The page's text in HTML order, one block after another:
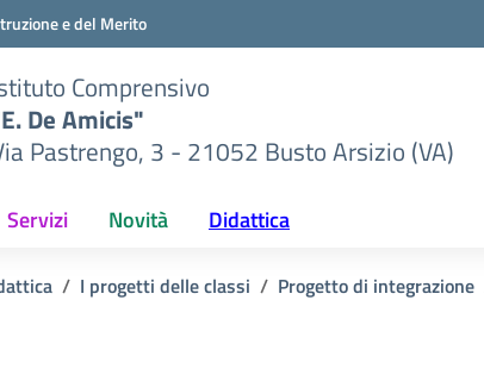
e del Merito
Comprensivo
De Amicis"
Pastrengo, 3 - 21052 Busto Arsizio (VA)
Servizi Novità Didattica
I progetti delle classi Progetto di integrazione